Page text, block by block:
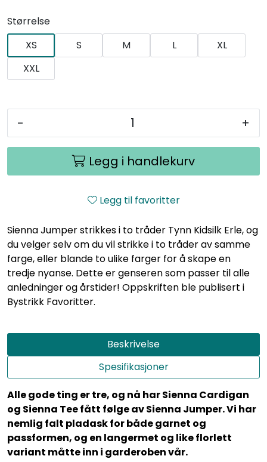
Størrelse
XS
S M L
XL
XXL
- +
Legg i handlekurv
Legg til favoritter
Sienna Jumper strikkes i to tråder Tynn Kidsilk Erle, og
du velger selv om du vil strikke i to tråder av samme
farge, eller blande to ulike farger for å skape en
tredje nyanse. Dette er genseren som passer til alle
anledninger og årstider! Oppskriften ble publisert i
Bystrikk Favoritter.
Beskrivelse
Spesifikasjoner
Alle gode ting er tre, og nå har Sienna Cardigan
og Sienna Tee fått følge av Sienna Jumper. Vi har
nemlig falt pladask for både garnet og
passformen, og en langermet og like florlett
variant måtte inn i garderoben vår.